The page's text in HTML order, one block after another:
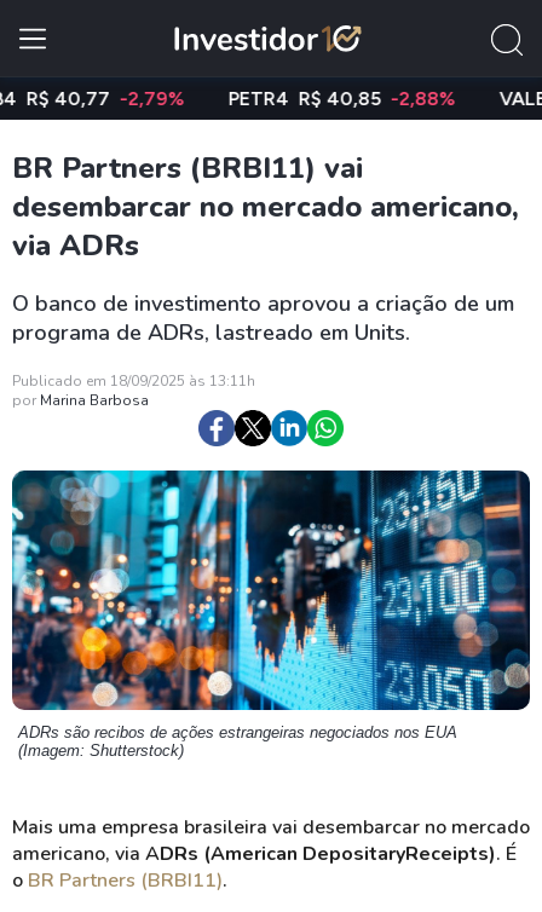
-2,79% PETR4 R$ 40,85 -2,88% VALE3
BR Partners (BRBI11) vai
desembarcar no mercado americano,
via ADRs
O banco de investimento aprovou a criação de um
programa de ADRs, lastreado em Units.
Publicado em 18/09/2025 às 13:11h
por Marina Barbosa
ADRs são recibos de ações estrangeiras negociados nos EUA
(Imagem: Shutterstock)
Mais uma empresa brasileira vai desembarcar no mercado
americano, via ADRs (American DepositaryReceipts). É
o BR Partners (BRBI11).